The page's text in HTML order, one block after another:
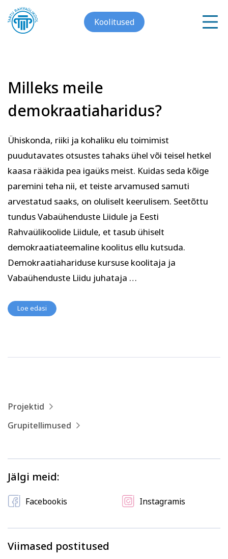
Koolitused
Psühholoogia ja
eneseareng
Kodu ja köök Aiandus ja lilleseade
Meist
Galerii
Kontakt
Blogi
Projektid
Grupitellimused
Facebook
Milleks meile
demokraatiaharidus?
Ühiskonda, riiki ja kohaliku elu toimimist
puudutavates otsustes tahaks ühel või teisel hetkel
kaasa rääkida pea igaüks meist. Kuidas seda kõige
paremini teha nii, et teiste arvamused samuti
arvestatud saaks, on oluliselt keerulisem. Seetõttu
tundus Vabaühenduste Liidule ja Eesti
Rahvaülikoolide Liidule, et tasub ühiselt
demokraatiateemaline koolitus ellu kutsuda.
Demokraatiahariduse kursuse koolitaja ja
Vabaühenduste Liidu juhataja …
Loe edasi
Projektid
Grupitellimused
Jälgi meid:
Facebookis Instagramis
Viimased postitused